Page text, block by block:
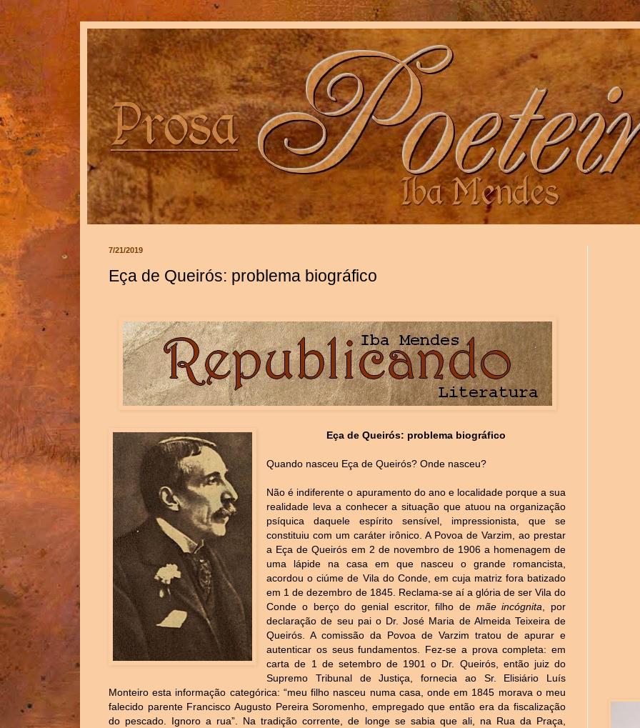
7/21/2019
Eça de Queirós: problema biográfico
Eça de Queirós: problema biográfico
Quando nasceu Eça de Queirós? Onde nasceu?
Não é indiferente o apuramento do ano e localidade porque a sua
realidade leva a conhecer a situação que atuou na organização
psíquica daquele espírito sensível, impressionista, que se
constituiu com um caráter irônico. A Povoa de Varzim, ao prestar
a Eça de Queirós em 2 de novembro de 1906 a homenagem de
uma lápide na casa em que nasceu o grande romancista,
acordou o ciúme de Vila do Conde, em cuja matriz fora batizado
em 1 de dezembro de 1845. Reclama-se aí a glória de ser Vila do
Conde o berço do genial escritor, filho de mãe incógnita , por
declaração de seu pai o Dr. José Maria de Almeida Teixeira de
Queirós. A comissão da Povoa de Varzim tratou de apurar e
autenticar os seus fundamentos. Fez-se a prova completa: em
carta de 1 de setembro de 1901 o Dr. Queirós, então juiz do
Supremo Tribunal de Justiça, fornecia ao Sr. Elisiário Luís
Monteiro esta informação categórica: “meu filho nasceu numa casa, onde em 1845 morava o meu
falecido parente Francisco Augusto Pereira Soromenho, empregado que então era da fiscalização
do pescado. Ignoro a rua”. Na tradição corrente, de longe se sabia que ali, na Rua da Praça,